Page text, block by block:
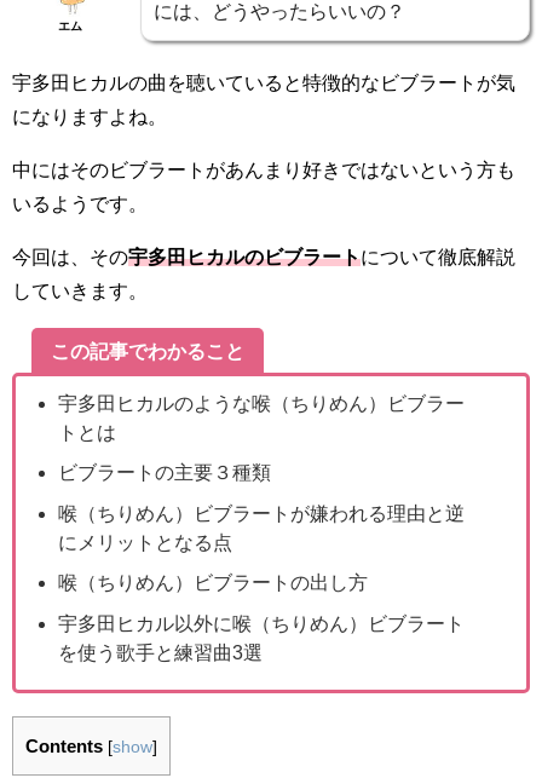
エム
には、どうやったらいいの？
宇多田ヒカルの曲を聴いていると特徴的なビブラートが気
になりますよね。
中にはそのビブラートがあんまり好きではないという方も
いるようです。
今回は、その宇多田ヒカルのビブラートについて徹底解説
していきます。
この記事でわかること
宇多田ヒカルのような喉（ちりめん）ビブラー
トとは
ビブラートの主要３種類
喉（ちりめん）ビブラートが嫌われる理由と逆
にメリットとなる点
喉（ちりめん）ビブラートの出し方
宇多田ヒカル以外に喉（ちりめん）ビブラート
を使う歌手と練習曲3選
Contents [show]